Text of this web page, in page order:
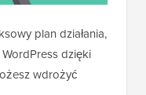
plan działania,
dzięki
wdrożyć